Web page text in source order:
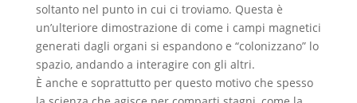
soltanto nel punto in cui ci troviamo. Questa è
un’ulteriore dimostrazione di come i campi magnetici
generati dagli organi si espandono e “colonizzano” lo
spazio, andando a interagire con gli altri.
È anche e soprattutto per questo motivo che spesso